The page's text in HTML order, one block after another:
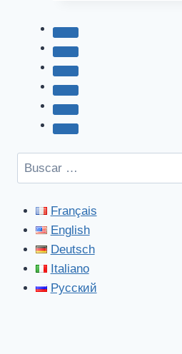
Buscar:
Français
English
Deutsch
Italiano
Русский